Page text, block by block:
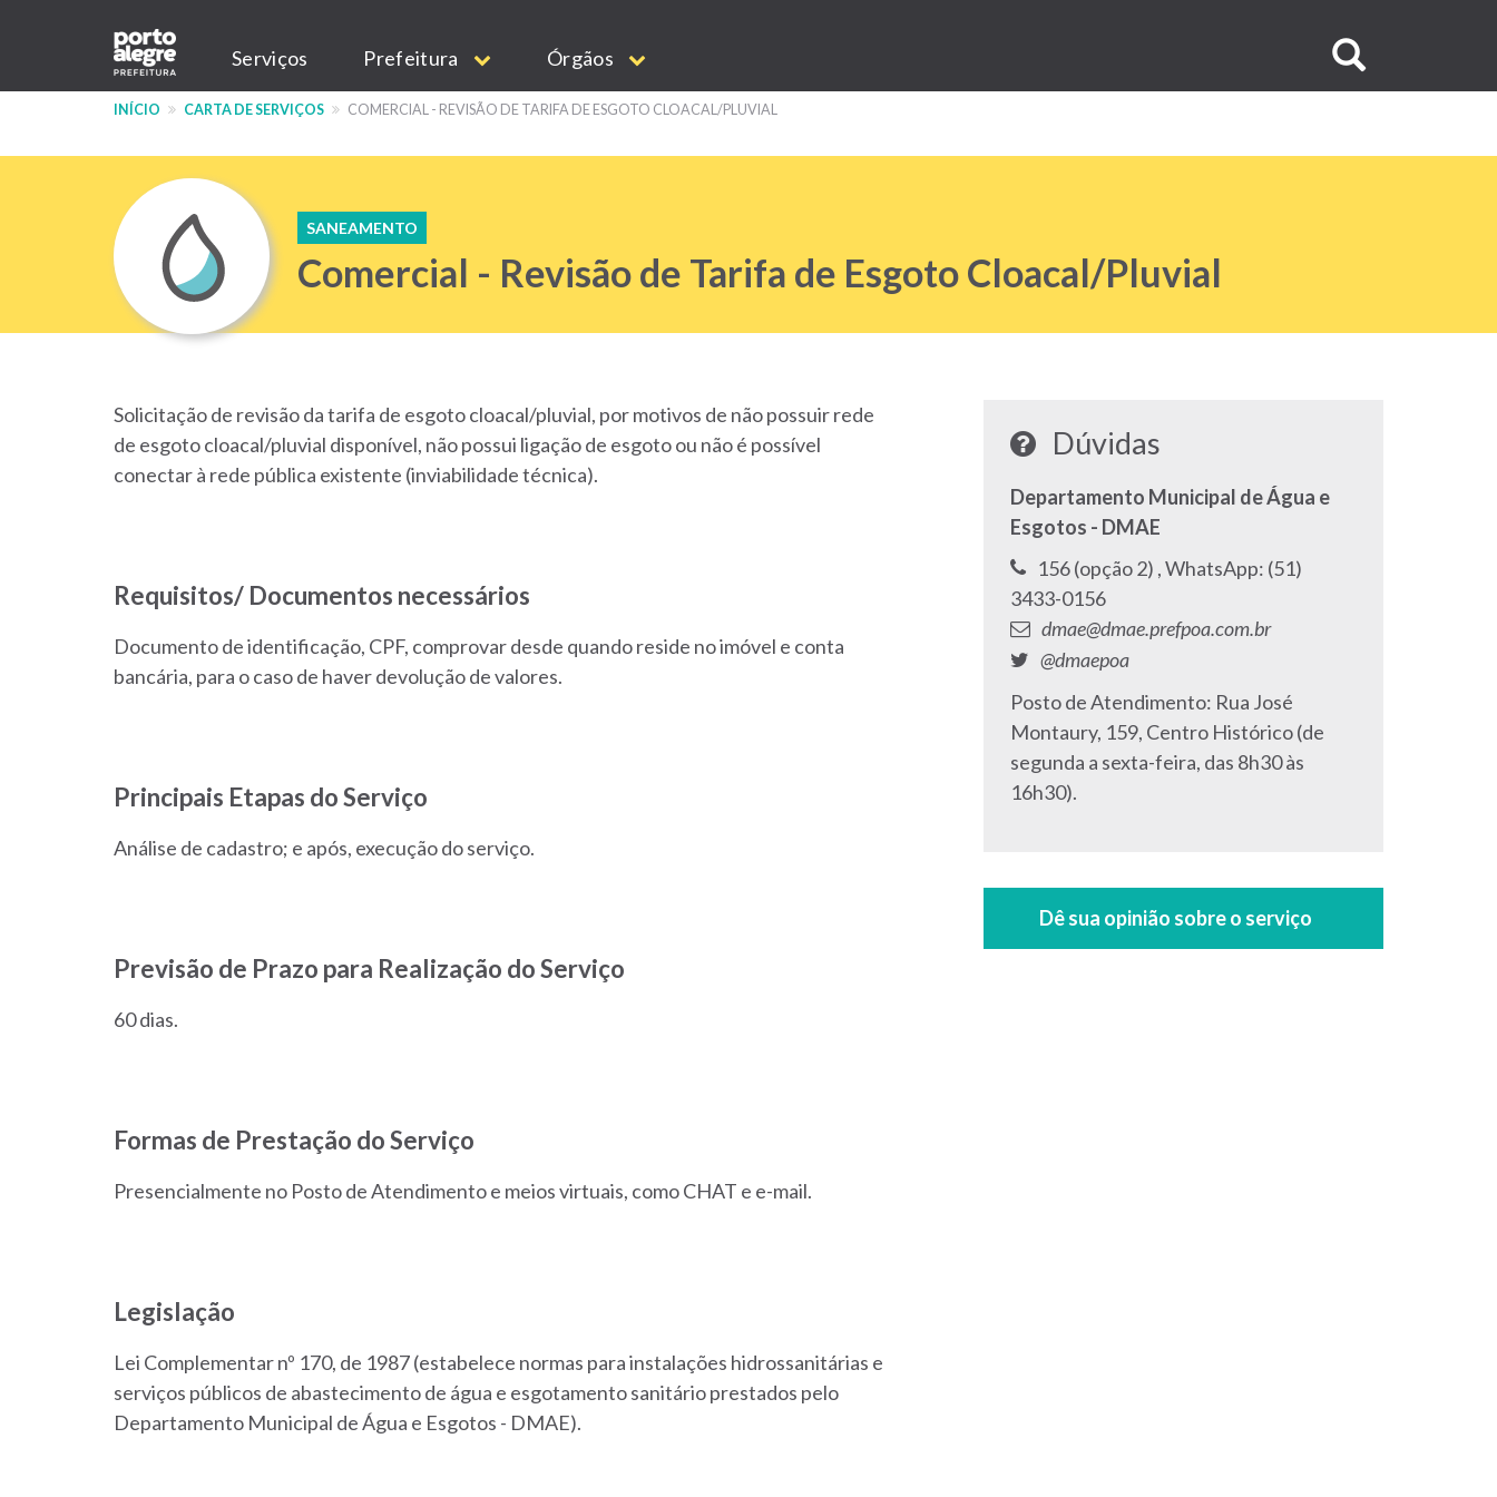
conteúdo
Main
navigation
Serviços Prefeitura Órgãos
no
site
INÍCIO CARTA DE SERVIÇOS COMERCIAL - REVISÃO DE TARIFA DE ESGOTO CLOACAL/PLUVIAL
SANEAMENTO
Comercial - Revisão de Tarifa de Esgoto Cloacal/Pluvial
Solicitação de revisão da tarifa de esgoto cloacal/pluvial, por motivos de não possuir rede
de esgoto cloacal/pluvial disponível, não possui ligação de esgoto ou não é possível
conectar à rede pública existente (inviabilidade técnica).
Requisitos/ Documentos necessários
Documento de identificação, CPF, comprovar desde quando reside no imóvel e conta
bancária, para o caso de haver devolução de valores.
Principais Etapas do Serviço
Análise de cadastro; e após, execução do serviço.
Previsão de Prazo para Realização do Serviço
60 dias.
Formas de Prestação do Serviço
Presencialmente no Posto de Atendimentoe meios virtuais, como CHAT e e-mail.
Legislação
Lei Complementar nº 170, de 1987 (estabelece normas para instalações hidrossanitárias e
serviços públicos de abastecimento de água e esgotamento sanitário prestados pelo
Departamento Municipal de Água e Esgotos - DMAE).
Dúvidas
Departamento Municipal de Água e
Esgotos - DMAE
Telefone:
156 (opção 2) ,Telefone:
WhatsApp: (51)
3433-0156
E-
mail:
dmae@dmae.prefpoa.com.br
Twitter:
@dmaepoa
Endereço:
Posto de Atendimento: Rua José
Montaury, 159, Centro Histórico (de
segunda a sexta-feira, das 8h30 às
16h30).